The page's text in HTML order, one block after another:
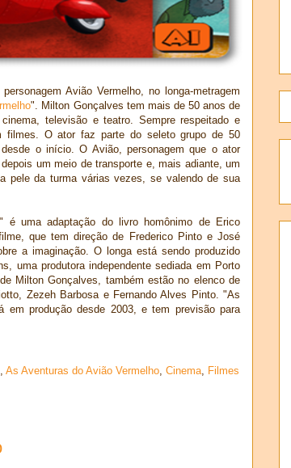
personagem Avião Vermelho, no longa-metragem
". Milton Gonçalves tem mais de 50 anos de
televisão e teatro. Sempre respeitado e
filmes. O ator faz parte do seleto grupo de 50
o início. O Avião, personagem que o ator
um meio de transporte e, mais adiante, um
pele da turma várias vezes, se valendo de sua
é uma adaptação do livro homônimo de Erico
que tem direção de Frederico Pinto e José
a imaginação. O longa está sendo produzido
uma produtora independente sediada em Porto
Milton Gonçalves, também estão no elenco de
Zezeh Barbosa e Fernando Alves Pinto. "As
em produção desde 2003, e tem previsão para
, As Aventuras do Avião Vermelho, Cinema, Filmes